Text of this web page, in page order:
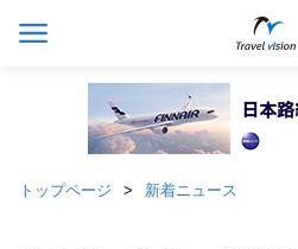
トップページ 新着ニュース